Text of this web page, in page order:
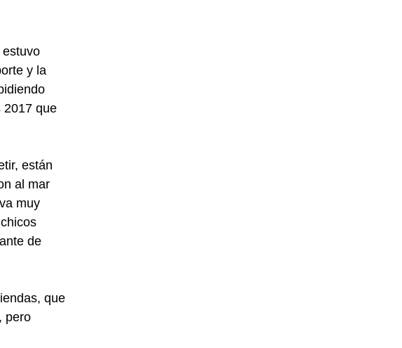
y la
2017 que
están
al mar
muy
de
que
pero